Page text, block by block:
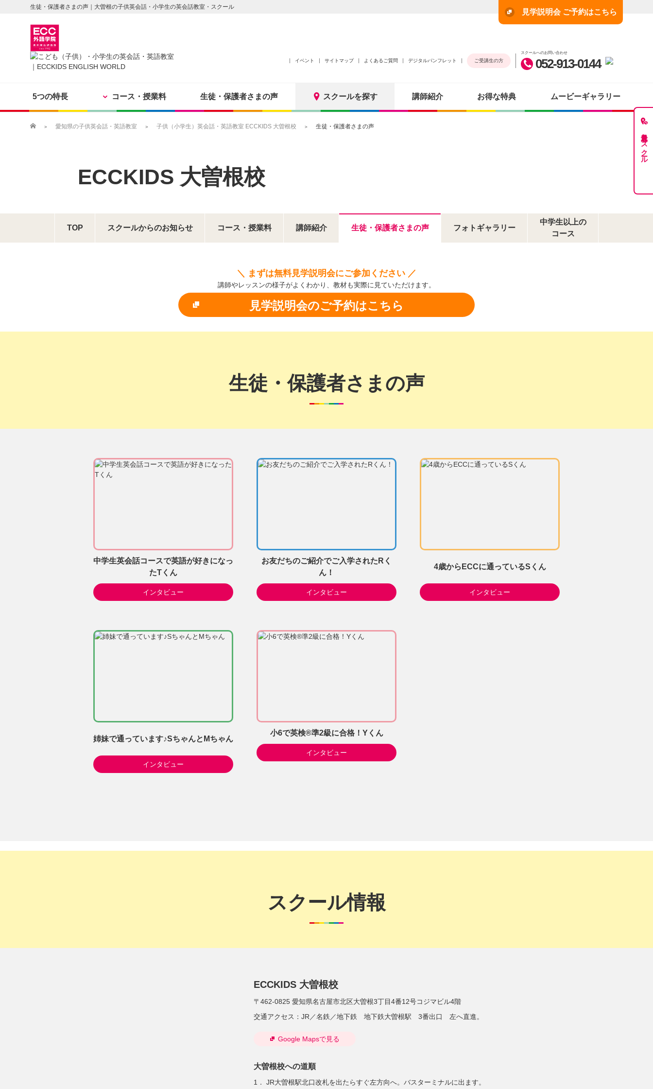
生徒・保護者さまの声｜大曽根の子供英会話・小学生の英会話教室・スクール
見学説明会 ご予約はこちら
イベント サイトマップ よくあるご質問 デジタルパンフレット ご受講生の方
スクールへのお問い合わせ
052-913-0144
5つの特長 コース・授業料 生徒・保護者さまの声 スクールを探す 講師紹介 お得な特典 ムービーギャラリー
最近見たスクール
愛知県の子供英会話・英語教室 子供（小学生）英会話・英語教室 ECCKIDS 大曽根校 生徒・保護者さまの声
ECCKIDS 大曽根校
TOP スクールからのお知らせ コース・授業料 講師紹介 生徒・保護者さまの声 フォトギャラリー
中学生以上の
コース
＼ まずは無料見学説明会にご参加ください ／
講師やレッスンの様子がよくわかり、 教材も実際に見ていただけます。
見学説明会のご予約はこちら
生徒・保護者さまの声
中学生英会話コースで英語が好きになっ
たTくん
インタビュー
お友だちのご紹介でご入学されたRく
ん！
インタビュー
4歳からECCに通っているSくん
インタビュー
姉妹で通っています♪SちゃんとMちゃん
インタビュー
小6で英検®準2級に合格！Yくん
インタビュー
スクール情報
ECCKIDS 大曽根校
〒462-0825 愛知県名古屋市北区大曽根3丁目4番12号コジマビル4階
交通アクセス： JR／名鉄／地下鉄 地下鉄大曽根駅 3番出口 左へ直進。
Google Mapsで見る
大曽根校への道順
1． JR大曽根駅北口改札を出たらすぐ左方向へ。バスターミナルに出ます。